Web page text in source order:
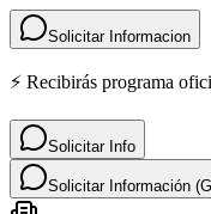
Solicitar Informacion
⚡ Recibirás programa
Solicitar Info
Solicitar Información